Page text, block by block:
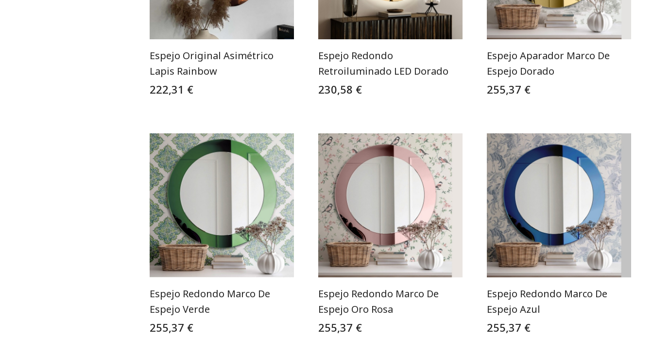
Espejo Original Asimétrico
Lapis Rainbow
222,31 €
Espejo Redondo
Retroiluminado LED Dorado
230,58 €
Espejo Aparador Marco De
Espejo Dorado
255,37 €
Espejo Redondo Marco De
Espejo Verde
255,37 €
Espejo Redondo Marco De
Espejo Oro Rosa
255,37 €
Espejo Redondo Marco De
Espejo Azul
255,37 €